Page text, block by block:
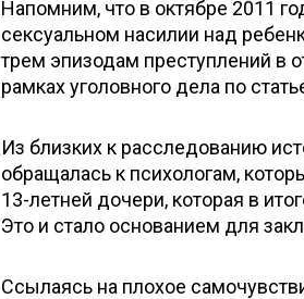
Напомним, что в октябре 2011
сексуальном насилии над
трем эпизодам преступлений в
рамках уголовного дела по
Из близких к расследованию
обращалась к психологам,
13-летней дочери, которая в
Это и стало основанием для
Ссылаясь на плохое